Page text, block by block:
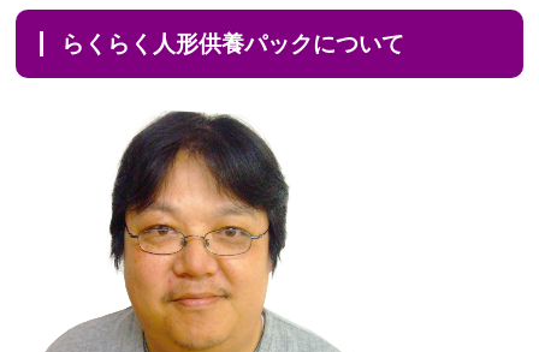
らくらく人形供養パックについて